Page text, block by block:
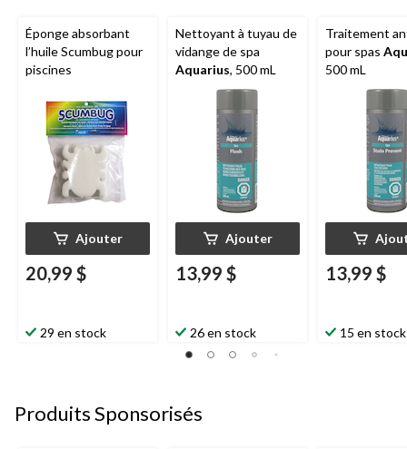
Éponge absorbant
l’huile Scumbug pour
piscines
Ajouter
20,99 $
29 en stock
Nettoyant à tuyau de
vidange de spa
Aquarius, 500 mL
Ajouter
13,99 $
26 en stock
Traitement
pour spas
500 mL
13,99 $
15 en stock
Produits Sponsorisés